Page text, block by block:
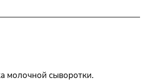
молочной сыворотки.